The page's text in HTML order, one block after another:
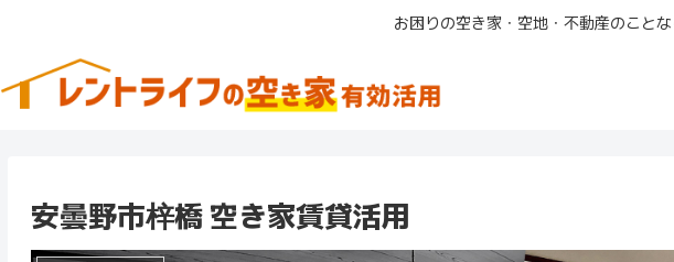
お困りの空き家・空地・不動産のこと
安曇野市梓橋 空き家賃貸活用